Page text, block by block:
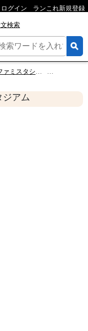
ログイン ランこれ新規登録
検索
一番面白かった作品を決める人気投票
ジアム